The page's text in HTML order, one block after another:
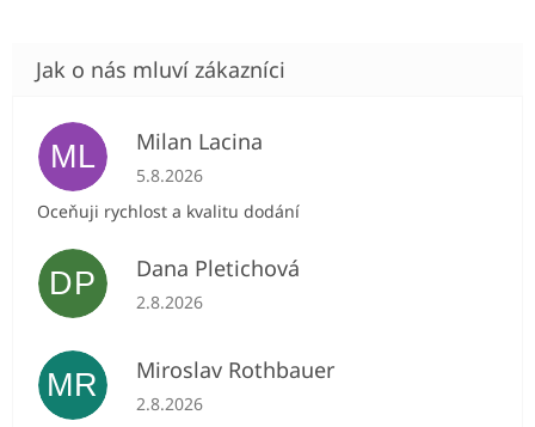
ML Milan Lacina
Hodnocení obchodu je 5 z 5 hvězdiček.
5.8.2026
Oceňuji rychlost a kvalitu dodání
DP Dana Pletichová
Hodnocení obchodu je 5 z 5 hvězdiček.
2.8.2026
MR Miroslav Rothbauer
Hodnocení obchodu je 5 z 5 hvězdiček.
2.8.2026